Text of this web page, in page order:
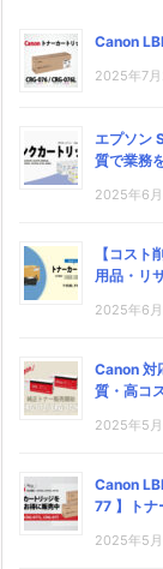
Canon
2025年7
エプソン
質で業務
2025年6
【コス
用品・リ
2025年6月
Canon 対
質・高コ
2025年5
Canon
77 】トナ
2025年5